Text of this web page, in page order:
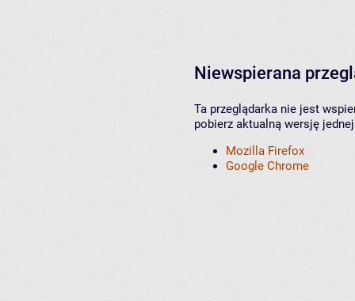
Niewspierana
Ta przeglądarka nie jest
pobierz aktualną wersję
Mozilla Firefox
Google Chrome